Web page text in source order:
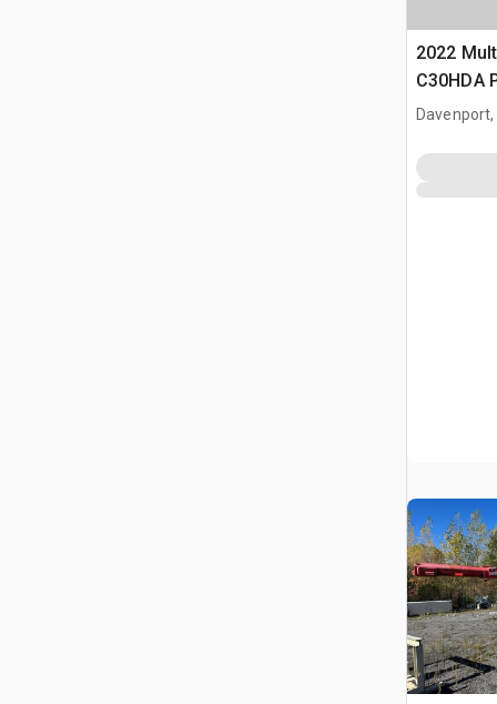
2022
C30HDA
Davenport,